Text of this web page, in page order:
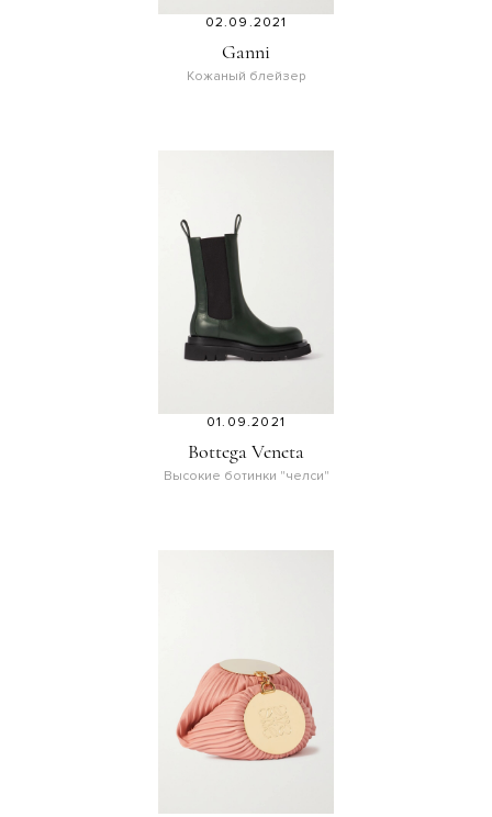
02.09.2021
Ganni
Кожаный блейзер
01.09.2021
Bottega Veneta
Высокие ботинки "челси"